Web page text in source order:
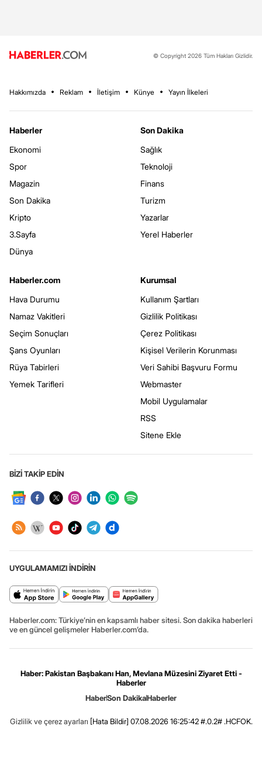
© Copyright 2026 Tüm Hakları Gizlidir.
Hakkımızda Reklam İletişim Künye Yayın İlkeleri
Haberler
Ekonomi
Spor
Magazin
Son Dakika
Kripto
3.Sayfa
Dünya
Son Dakika
Sağlık
Teknoloji
Finans
Turizm
Yazarlar
Yerel Haberler
Haberler.com
Hava Durumu
Namaz Vakitleri
Seçim Sonuçları
Şans Oyunları
Rüya Tabirleri
Yemek Tarifleri
Kurumsal
Kullanım Şartları
Gizlilik Politikası
Çerez Politikası
Kişisel Verilerin Korunması
Veri Sahibi Başvuru Formu
Webmaster
Mobil Uygulamalar
RSS
Sitene Ekle
BİZİ TAKİP EDİN
UYGULAMAMIZI İNDİRİN
Haberler.com: Türkiye’nin en kapsamlı haber sitesi. Son dakika haberleri
ve en güncel gelişmeler Haberler.com’da.
Haber: Pakistan Başbakanı Han, Mevlana Müzesini Ziyaret Etti -
Haberler
HaberSon DakikaHaberler
Gizlilik ve çerez ayarları [Hata Bildir] 07.08.2026 16:25:42 #.0.2# .HCFOK.